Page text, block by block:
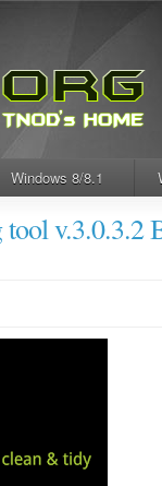
Windows 8/8.1
v.3.0.3.2